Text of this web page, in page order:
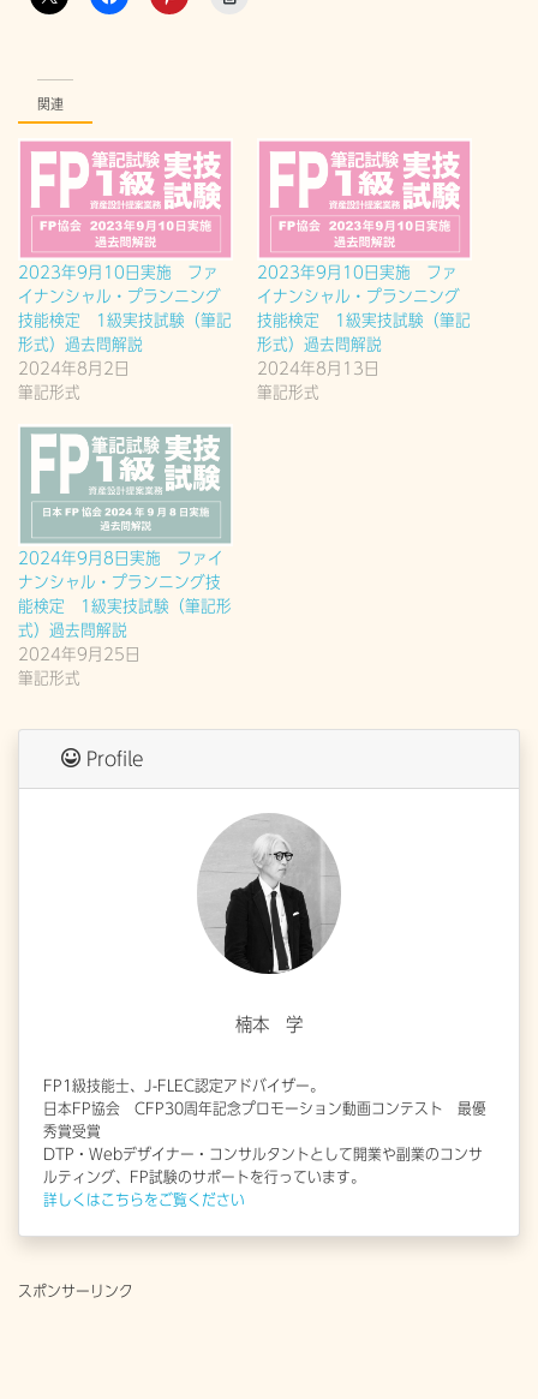
関連
2023年9月10日実施 ファ
イナンシャル・プランニング
技能検定 1級実技試験（筆記
形式）過去問解説
2024年8月2日
筆記形式
2023年9月10日実施 ファ
イナンシャル・プランニング
技能検定 1級実技試験（筆記
形式）過去問解説
2024年8月13日
筆記形式
2024年9月8日実施 ファイ
ナンシャル・プランニング技
能検定 1級実技試験（筆記形
式）過去問解説
2024年9月25日
筆記形式
Profile
楠本 学
FP1級技能士、J-FLEC認定アドバイザー。
日本FP協会 CFP30周年記念プロモーション動画コンテスト 最優
秀賞受賞
DTP・Webデザイナー・コンサルタントとして開業や副業のコンサ
ルティング、FP試験のサポートを行っています。
詳しくはこちらをご覧ください
スポンサーリンク